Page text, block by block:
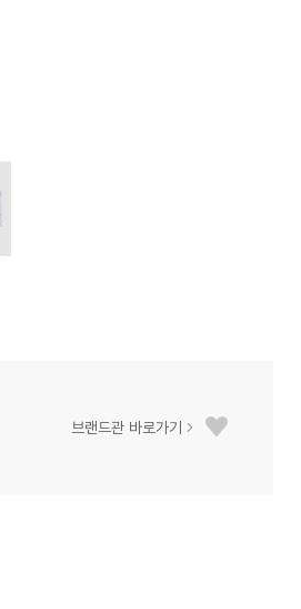
브랜드관 바로가기